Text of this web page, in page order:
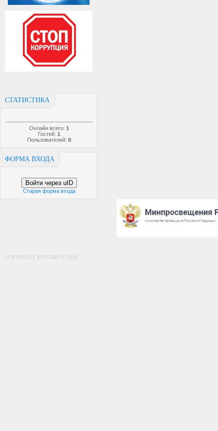
СТАТИСТИКА
Онлайн всего: 1
Гостей: 1
Пользователей: 0
ФОРМА ВХОДА
Войти через uID
Старая форма входа
COPYRIGHT MYCORP © 2026